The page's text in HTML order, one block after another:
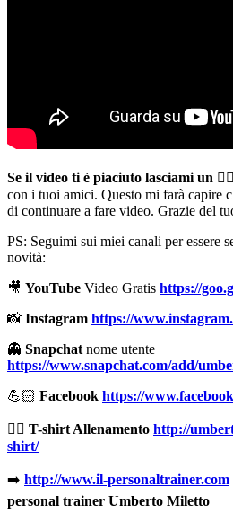
Se il video ti è piaciuto lasciami un 👍🏻
con i tuoi amici. Questo mi farà capire
di continuare a fare video. Grazie del
PS: Seguimi sui miei canali per essere
novità:
🎥 YouTube Video Gratis https://
📸 Instagram https://
👻 Snapchat nome utente
https://www.snapchat.com/add/
💪🏻 Facebook https://
🏋🏻 T-shirt Allenamento http://
shirt/
➡️ http://www.il-personaltrainer.com
personal trainer Umberto Miletto